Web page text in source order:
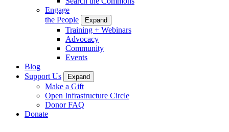
Engage
the People
Expand
Training + Webinars
Advocacy
Community
Events
Blog
Support Us
Expand
Make a Gift
Open Infrastructure Circle
Donor FAQ
Donate